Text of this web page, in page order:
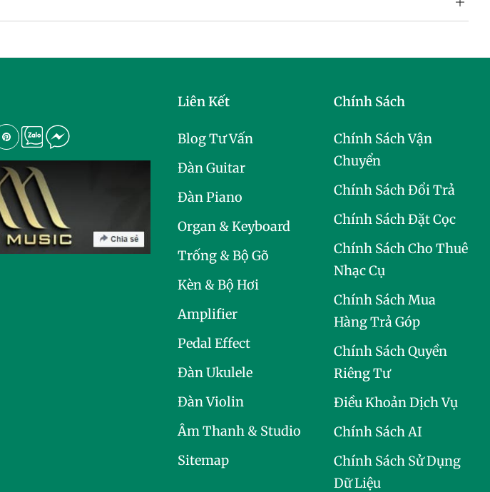
Liên Kết
Blog Tư Vấn
Đàn Guitar
Đàn Piano
Organ & Keyboard
Trống & Bộ Gõ
Kèn & Bộ Hơi
Amplifier
Pedal Effect
Đàn Ukulele
Đàn Violin
Âm Thanh & Studio
Sitemap
Chính Sách
Chính Sách Vận
Chuyển
Chính Sách Đổi Trả
Chính Sách Đặt Cọc
Chính Sách Cho Thuê
Nhạc Cụ
Chính Sách Mua
Hàng Trả Góp
Chính Sách Quyền
Riêng Tư
Điều Khoản Dịch Vụ
Chính Sách AI
Chính Sách Sử Dụng
Dữ Liệu